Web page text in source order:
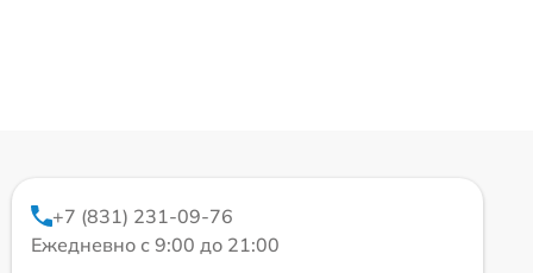
+7 (831) 231-09-76
Ежедневно с 9:00 до 21:00